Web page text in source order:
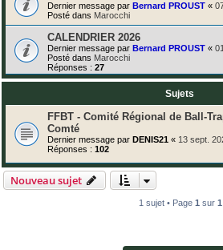
Dernier message par Bernard PROUST «
Posté dans Marocchi
CALENDRIER 2026
Dernier message par Bernard PROUST «
Posté dans Marocchi
Réponses : 27
Sujets
FFBT - Comité Régional de Ball-
Comté
Dernier message par DENIS21 « 13 sept.
Réponses : 102
Nouveau sujet
1 sujet • Page 1 sur 1